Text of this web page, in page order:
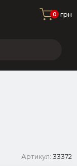
00 грн
Артикул: 33372